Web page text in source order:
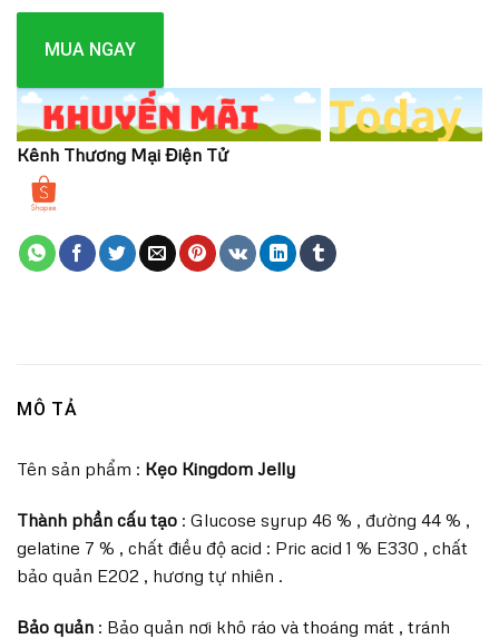
MUA NGAY
Kênh Thương Mại Điện Tử
MÔ TẢ
Tên sản phẩm : Kẹo Kingdom Jelly
Thành phần cấu tạo : Glucose syrup 46 % , đường 44 % ,
gelatine 7 % , chất điều độ acid : Pric acid 1 % E330 , chất
bảo quản E202 , hương tự nhiên .
Bảo quản : Bảo quản nơi khô ráo và thoáng mát , tránh